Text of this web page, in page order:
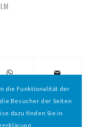
die Funktionalität der
Besucher der Seiten
dazu finden Sie in